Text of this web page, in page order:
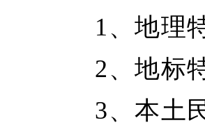
1、地理
2、地标
3、本土